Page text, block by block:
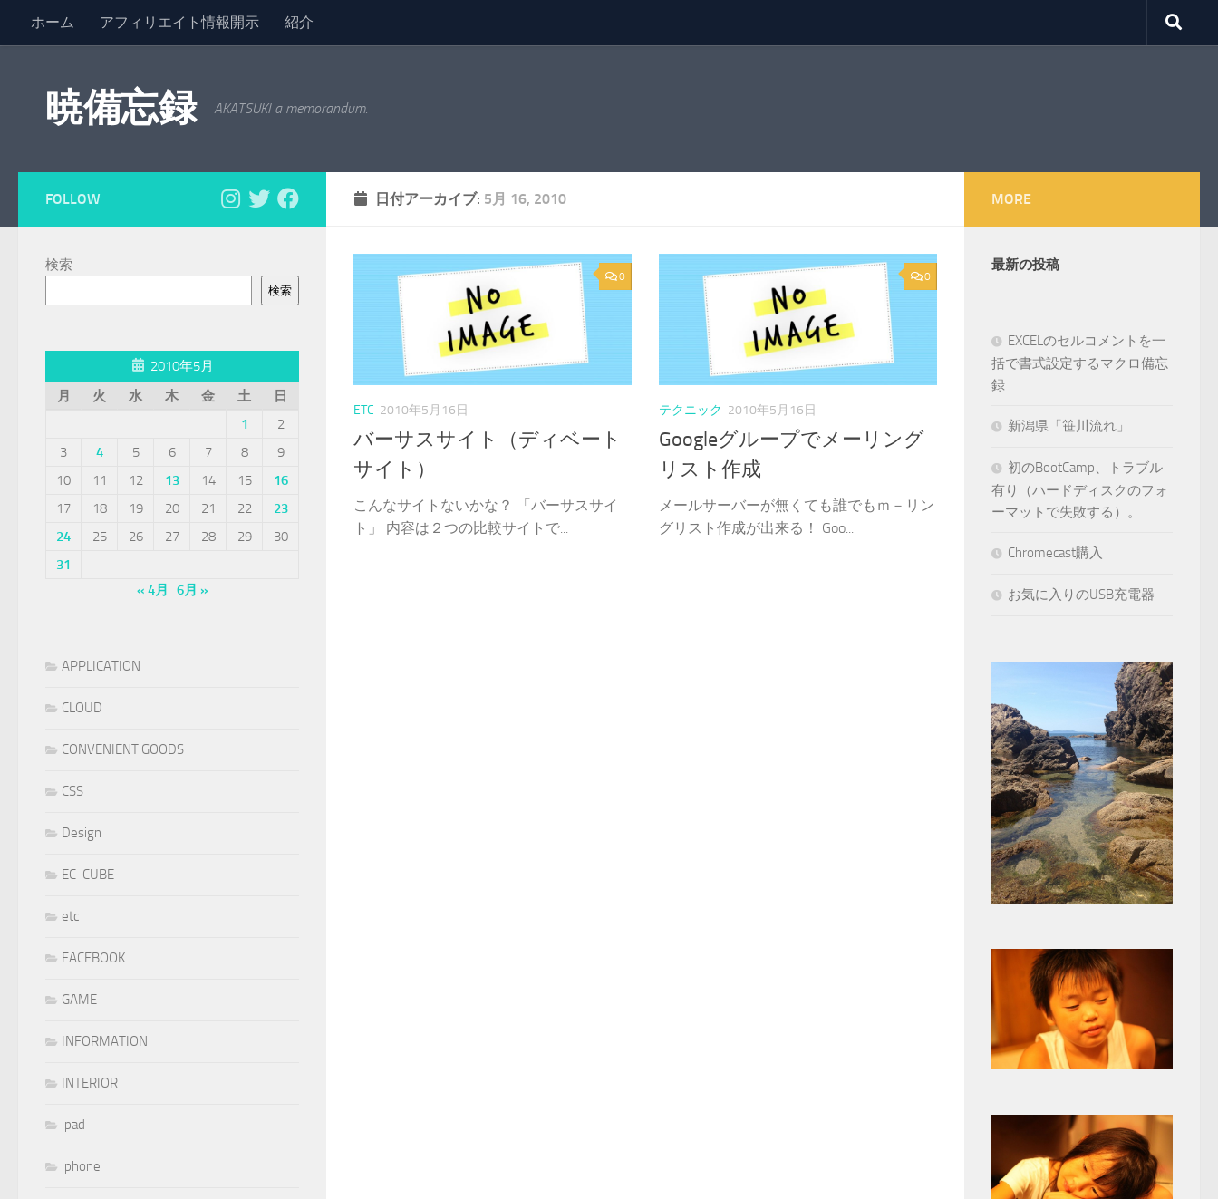
コンテンツへスキップ
ホーム アフィリエイト情報開示 紹介
暁備忘録 AKATSUKI a memorandum.
日付アーカイブ: 5月 16, 2010
0
ETC 2010年5月16日
バーサスサイト（ディベート
サイト）
こんなサイトないかな？ 「バーサスサイ
ト」 内容は２つの比較サイトで...
0
テクニック 2010年5月16日
Googleグループでメーリング
リスト作成
メールサーバーが無くても誰でもｍ－リン
グリスト作成が出来る！ Goo...
FOLLOW
検索
検索
2010年5月
月
火 水 木 金 土
日
1
2
3
4 5 6 7 8
9
10
11 12 13 14 15
16
17
18 19 20 21 22
23
24
25 26 27 28 29
30
31
« 4月
6月 »
APPLICATION
CLOUD
CONVENIENT GOODS
CSS
Design
EC-CUBE
etc
FACEBOOK
GAME
INFORMATION
INTERIOR
ipad
iphone
MORE
最新の投稿
EXCELのセルコメントを一
括で書式設定するマクロ備忘
録
新潟県「笹川流れ」
初のBootCamp、トラブル
有り（ハードディスクのフォ
ーマットで失敗する）。
Chromecast購入
お気に入りのUSB充電器